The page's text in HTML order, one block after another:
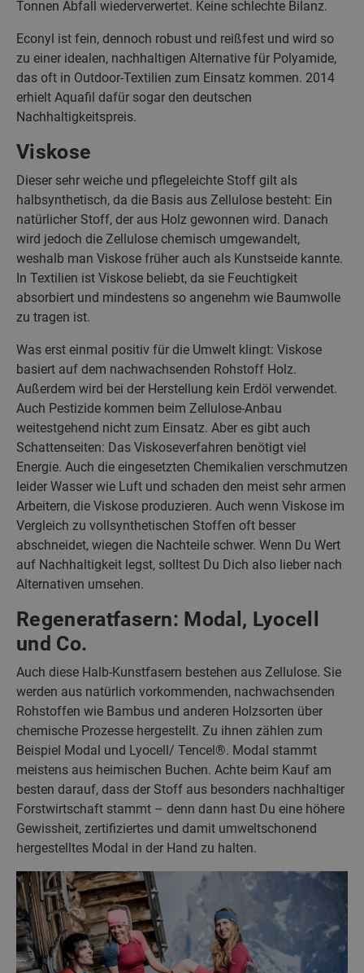
Tonnen Abfall wiederverwertet. Keine schlechte Bilanz.
Econyl ist fein, dennoch robust und reißfest und wird so
zu einer idealen, nachhaltigen Alternative für Polyamide,
das oft in Outdoor-Textilien zum Einsatz kommen. 2014
erhielt Aquafil dafür sogar den deutschen
Nachhaltigkeitspreis.
Viskose
Dieser sehr weiche und pflegeleichte Stoff gilt als
halbsynthetisch, da die Basis aus Zellulose besteht: Ein
natürlicher Stoff, der aus Holz gewonnen wird. Danach
wird jedoch die Zellulose chemisch umgewandelt,
weshalb man Viskose früher auch als Kunstseide kannte.
In Textilien ist Viskose beliebt, da sie Feuchtigkeit
absorbiert und mindestens so angenehm wie Baumwolle
zu tragen ist.
Was erst einmal positiv für die Umwelt klingt: Viskose
basiert auf dem nachwachsenden Rohstoff Holz.
Außerdem wird bei der Herstellung kein Erdöl verwendet.
Auch Pestizide kommen beim Zellulose-Anbau
weitestgehend nicht zum Einsatz. Aber es gibt auch
Schattenseiten: Das Viskoseverfahren benötigt viel
Energie. Auch die eingesetzten Chemikalien verschmutzen
leider Wasser wie Luft und schaden den meist sehr armen
Arbeitern, die Viskose produzieren. Auch wenn Viskose im
Vergleich zu vollsynthetischen Stoffen oft besser
abschneidet, wiegen die Nachteile schwer. Wenn Du Wert
auf Nachhaltigkeit legst, solltest Du Dich also lieber nach
Alternativen umsehen.
Regeneratfasern: Modal, Lyocell
und Co.
Auch diese Halb-Kunstfasern bestehen aus Zellulose. Sie
werden aus natürlich vorkommenden, nachwachsenden
Rohstoffen wie Bambus und anderen Holzsorten über
chemische Prozesse hergestellt. Zu ihnen zählen zum
Beispiel Modal und Lyocell/ Tencel®. Modal stammt
meistens aus heimischen Buchen. Achte beim Kauf am
besten darauf, dass der Stoff aus besonders nachhaltiger
Forstwirtschaft stammt – denn dann hast Du eine höhere
Gewissheit, zertifiziertes und damit umweltschonend
hergestelltes Modal in der Hand zu halten.